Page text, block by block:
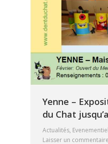
Yenne –
du Chat
Actualités, Evenementiel
Laisser un commentaire